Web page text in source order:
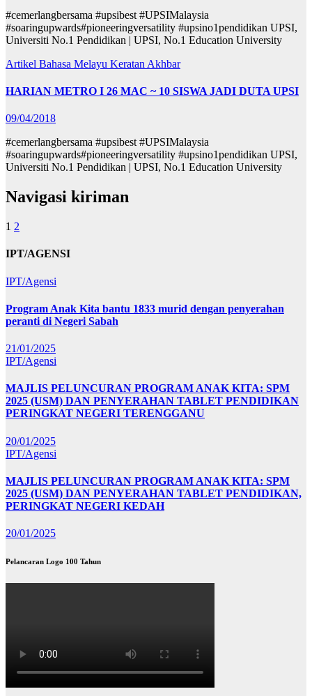
#cemerlangbersama #upsibest #UPSIMalaysia
#soaringupwards#pioneeringversatility #upsino1pendidikan UPSI,
Universiti No.1 Pendidikan | UPSI, No.1 Education University
Artikel Bahasa Melayu Keratan Akhbar
HARIAN METRO I 26 MAC ~ 10 SISWA JADI DUTA UPSI
09/04/2018
#cemerlangbersama #upsibest #UPSIMalaysia
#soaringupwards#pioneeringversatility #upsino1pendidikan UPSI,
Universiti No.1 Pendidikan | UPSI, No.1 Education University
Navigasi kiriman
1 2
IPT/AGENSI
IPT/Agensi
Program Anak Kita bantu 1833 murid dengan penyerahan
peranti di Negeri Sabah
21/01/2025
IPT/Agensi
MAJLIS PELUNCURAN PROGRAM ANAK KITA: SPM
2025 (USM) DAN PENYERAHAN TABLET PENDIDIKAN
PERINGKAT NEGERI TERENGGANU
20/01/2025
IPT/Agensi
MAJLIS PELUNCURAN PROGRAM ANAK KITA: SPM
2025 (USM) DAN PENYERAHAN TABLET PENDIDIKAN,
PERINGKAT NEGERI KEDAH
20/01/2025
Pelancaran Logo 100 Tahun